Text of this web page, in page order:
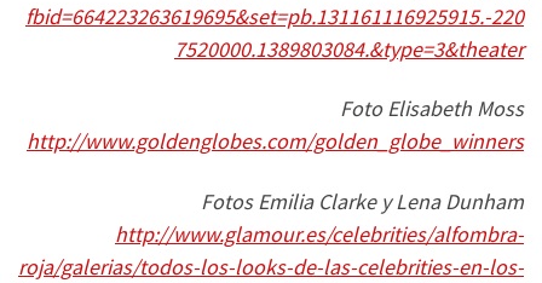
fbid=664223263619695&set=pb.131161116925915.-220
7520000.1389803084.&type=3&theater
Foto Elisabeth Moss
http://www.goldenglobes.com/golden_globe_winners
Fotos Emilia Clarke y Lena Dunham
http://www.glamour.es/celebrities/alfombra-
roja/galerias/todos-los-looks-de-las-celebrities-en-los-